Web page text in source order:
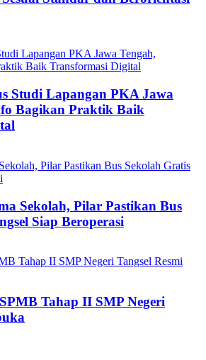
Studi Lapangan PKA Jawa
Bagikan Praktik Baik
Sekolah, Pilar Pastikan Bus
Siap Beroperasi
Tahap II SMP Negeri